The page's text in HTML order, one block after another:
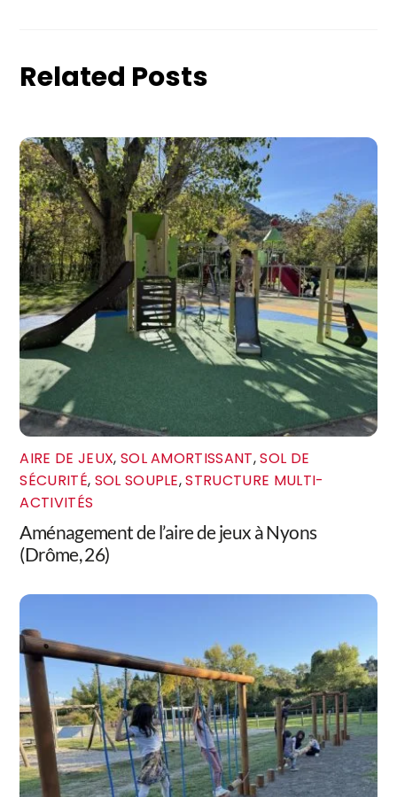
Related Posts
AIRE DE JEUX, SOL AMORTISSANT,SOL DE
SÉCURITÉ, SOL SOUPLE,STRUCTURE MULTI-
ACTIVITÉS
Aménagement de l’aire de jeux à Nyons
(Drôme, 26)